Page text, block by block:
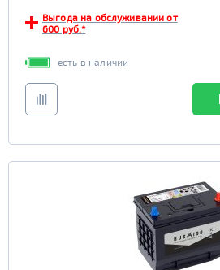
Выгода на обслуживании от
600 руб.*
есть в наличии